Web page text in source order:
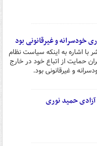
خودسرانه و غیرقانونی بود
با اشاره به اینکه سیاست نظام
حمایت از اتباع خود در خارج
و غیرقانونی بود.
آزادی حمید نوری